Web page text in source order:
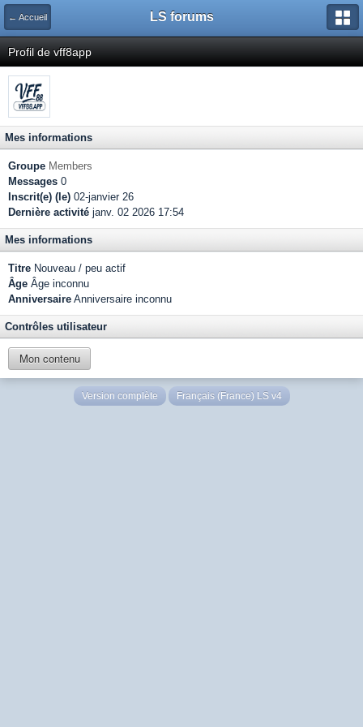
← Accueil LS forums
Profil de vff8app
Mes informations
Groupe Members
Messages 0
Inscrit(e) (le) 02-janvier 26
Dernière activité janv. 02 2026 17:54
Mes informations
Titre Nouveau / peu actif
Âge Âge inconnu
Anniversaire Anniversaire inconnu
Contrôles utilisateur
Mon contenu
Version complète Français (France) LS v4